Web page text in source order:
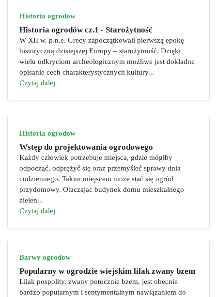
Historia ogrodow
Historia ogrodów cz.1 - Starożytność
W XII w. p.n.e. Grecy zapoczątkowali pierwszą epokę
historyczną dzisiejszej Europy – starożytność. Dzięki
wielu odkryciom archeologicznym możliwe jest dokładne
opisanie cech charakterystycznych kultury...
Czytaj dalej
Historia ogrodow
Wstęp do projektowania ogrodowego
Każdy człowiek potrzebuje miejsca, gdzie mógłby
odpocząć, odprężyć się oraz przemyśleć sprawy dnia
codziennego. Takim miejscem może stać się ogród
przydomowy. Otaczając budynek domu mieszkalnego
zielen...
Czytaj dalej
Barwy ogrodow
Popularny w ogrodzie wiejskim lilak zwany bzem
Lilak pospolity, zwany potocznie bzem, jest obecnie
bardzo popularnym i sentymentalnym nawiązaniem do